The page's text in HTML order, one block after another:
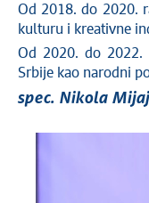
Od 2018. do 2020.
kulturu i kreativne
Od 2020. do 2022.
Srbije kao narodni
spec. Nikola